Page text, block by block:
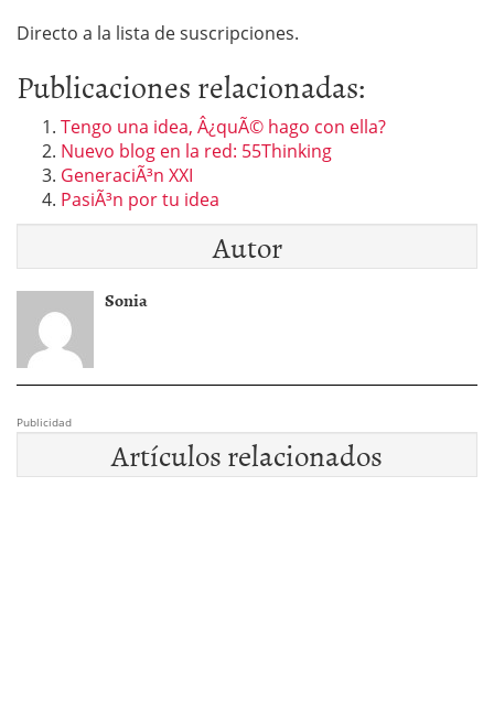
Directo a la lista de suscripciones.
Publicaciones relacionadas:
Tengo una idea, Â¿quÃ© hago con ella?
Nuevo blog en la red: 55Thinking
GeneraciÃ³n XXI
PasiÃ³n por tu idea
Autor
Sonia
Publicidad
Artículos relacionados